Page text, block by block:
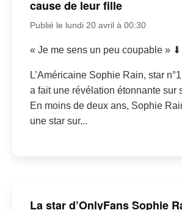
cause de leur fille
Publié le lundi 20 avril à 00:30
« Je me sens un peu coupable » ⬇
L’Américaine Sophie Rain, star
a fait une révélation étonnante sur
En moins de deux ans, Sophie
une star sur...
La star d’OnlyFans Sophie